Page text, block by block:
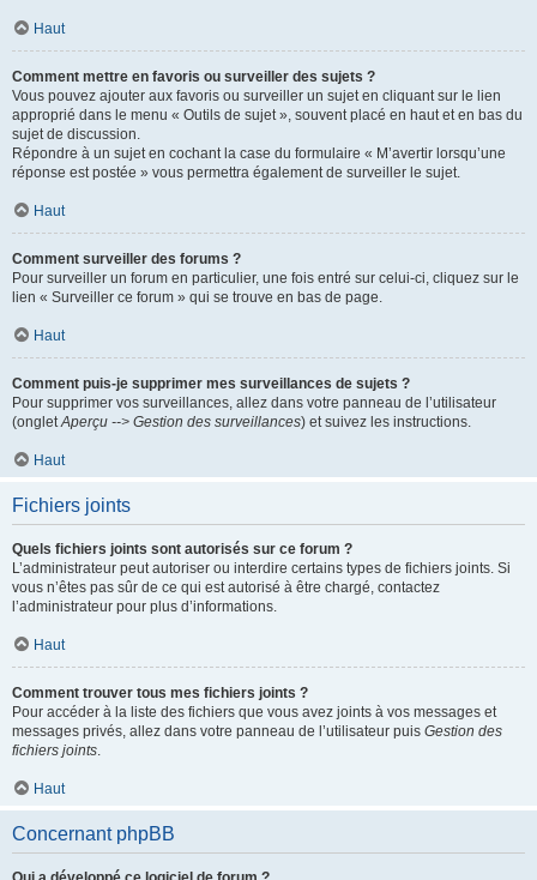
Haut
Comment mettre en favoris ou surveiller des sujets ?
Vous pouvez ajouter aux favoris ou surveiller un sujet en cliquant sur le lien
approprié dans le menu « Outils de sujet », souvent placé en haut et en bas du
sujet de discussion.
Répondre à un sujet en cochant la case du formulaire « M’avertir lorsqu’une
réponse est postée » vous permettra également de surveiller le sujet.
Haut
Comment surveiller des forums ?
Pour surveiller un forum en particulier, une fois entré sur celui-ci, cliquez sur le
lien « Surveiller ce forum » qui se trouve en bas de page.
Haut
Comment puis-je supprimer mes surveillances de sujets ?
Pour supprimer vos surveillances, allez dans votre panneau de l’utilisateur
(onglet Aperçu --> Gestion des surveillances) et suivez les instructions.
Haut
Fichiers joints
Quels fichiers joints sont autorisés sur ce forum ?
L’administrateur peut autoriser ou interdire certains types de fichiers joints. Si
vous n’êtes pas sûr de ce qui est autorisé à être chargé, contactez
l’administrateur pour plus d’informations.
Haut
Comment trouver tous mes fichiers joints ?
Pour accéder à la liste des fichiers que vous avez joints à vos messages et
messages privés, allez dans votre panneau de l’utilisateur puis Gestion des
fichiers joints
Haut
Concernant phpBB